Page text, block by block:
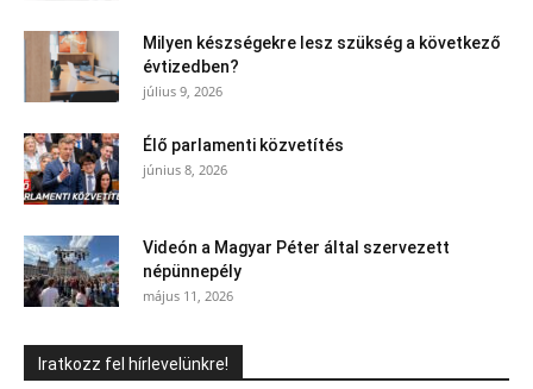
Milyen készségekre lesz szükség a következő
évtizedben?
július 9, 2026
Élő parlamenti közvetítés
június 8, 2026
Videón a Magyar Péter által szervezett
népünnepély
május 11, 2026
Iratkozz fel hírlevelünkre!